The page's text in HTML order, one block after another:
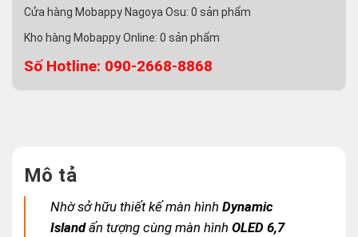
Cửa hàng Mobappy Nagoya Osu: 0 sản phẩm
Kho hàng Mobappy Online: 0 sản phẩm
Số Hotline: 090-2668-8868
Mô tả
Nhờ sở hữu thiết kế màn hình Dynamic
Islandấn tượng cùng màn hìnhOLED 6,7